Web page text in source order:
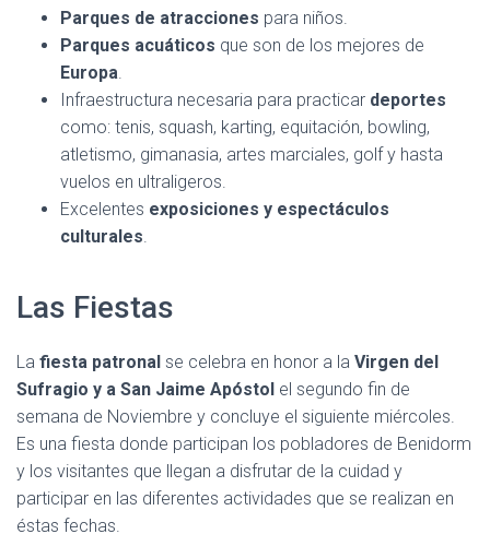
Parques de atracciones para niños.
Parques acuáticos que son de los mejores de
Europa.
Infraestructura necesaria para practicar deportes
como: tenis, squash, karting, equitación, bowling,
atletismo, gimanasia, artes marciales, golf y hasta
vuelos en ultraligeros.
Excelentes exposiciones y espectáculos
culturales.
Las Fiestas
La fiesta patronal se celebra en honor a la Virgen del
Sufragio y a San Jaime Apóstol el segundo fin de
semana de Noviembre y concluye el siguiente miércoles.
Es una fiesta donde participan los pobladores de Benidorm
y los visitantes que llegan a disfrutar de la cuidad y
participar en las diferentes actividades que se realizan en
éstas fechas.